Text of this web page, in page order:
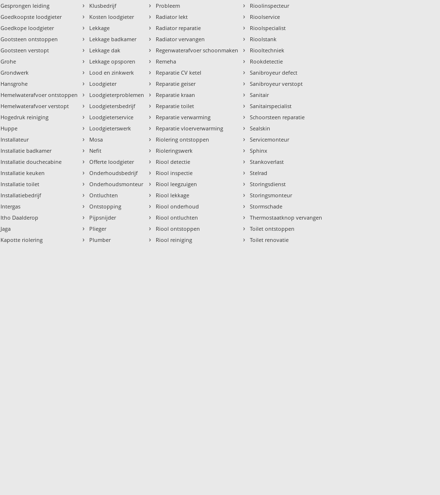
Gesprongen leiding
Goedkoopste loodgieter
Goedkope loodgieter
Gootsteen ontstoppen
Gootsteen verstopt
Grohe
Grondwerk
Hansgrohe
Hemelwaterafvoer ontstoppen
Hemelwaterafvoer verstopt
Hogedruk reiniging
Huppe
Installateur
Installatie badkamer
Installatie douchecabine
Installatie keuken
Installatie toilet
Installatiebedrijf
Intergas
Itho Daalderop
Jaga
Kapotte riolering
› Klusbedrijf
› Kosten loodgieter
› Lekkage
› Lekkage badkamer
› Lekkage dak
› Lekkage opsporen
› Lood en zinkwerk
› Loodgieter
› Loodgieterproblemen
› Loodgietersbedrijf
› Loodgieterservice
› Loodgieterswerk
› Mosa
› Nefit
› Offerte loodgieter
› Onderhoudsbedrijf
› Onderhoudsmonteur
› Ontluchten
› Ontstopping
› Pijpsnijder
› Plieger
› Plumber
› Probleem
› Radiator lekt
› Radiator reparatie
› Radiator vervangen
› Regenwaterafvoer schoonmaken
› Remeha
› Reparatie CV ketel
› Reparatie geiser
› Reparatie kraan
› Reparatie toilet
› Reparatie verwarming
› Reparatie vloerverwarming
› Riolering ontstoppen
› Rioleringswerk
› Riool detectie
› Riool inspectie
› Riool leegzuigen
› Riool lekkage
› Riool onderhoud
› Riool ontluchten
› Riool ontstoppen
› Riool reiniging
› Rioolinspecteur
› Rioolservice
› Rioolspecialist
› Rioolstank
› Riooltechniek
› Rookdetectie
› Sanibroyeur defect
› Sanibroyeur verstopt
› Sanitair
› Sanitairspecialist
› Schoorsteen reparatie
› Sealskin
› Servicemonteur
› Sphinx
› Stankoverlast
› Stelrad
› Storingsdienst
› Storingsmonteur
› Stormschade
› Thermostaatknop vervangen
› Toilet ontstoppen
› Toilet renovatie